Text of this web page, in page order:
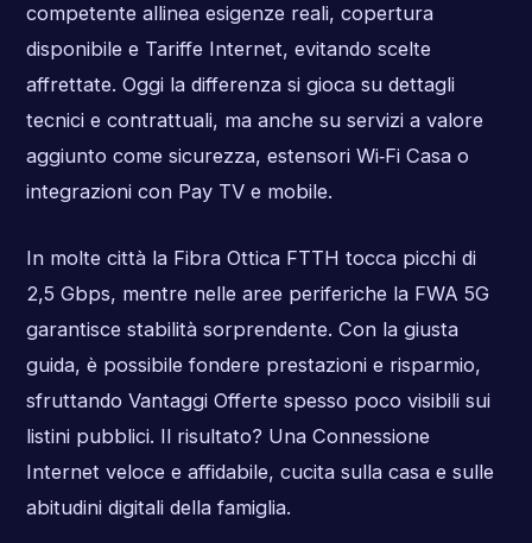
competente allinea esigenze reali, copertura
disponibile e Tariffe Internet, evitando scelte
affrettate. Oggi la differenza si gioca su dettagli
tecnici e contrattuali, ma anche su servizi a valore
aggiunto come sicurezza, estensori Wi‑Fi Casa o
integrazioni con Pay TV e mobile.
In molte città la Fibra Ottica FTTH tocca picchi di
2,5 Gbps, mentre nelle aree periferiche la FWA 5G
garantisce stabilità sorprendente. Con la giusta
guida, è possibile fondere prestazioni e risparmio,
sfruttando Vantaggi Offerte spesso poco visibili sui
listini pubblici. Il risultato? Una Connessione
Internet veloce e affidabile, cucita sulla casa e sulle
abitudini digitali della famiglia.